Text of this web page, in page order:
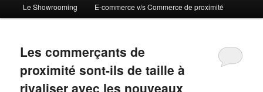
Le Showrooming E-commerce v/s Commerce de proximité
Les commerçants de
proximité sont-ils de taille à
rivaliser avec les nouveaux